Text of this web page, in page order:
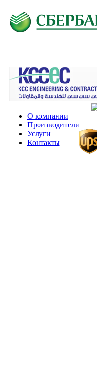
О компании
Производители
Услуги
Контакты